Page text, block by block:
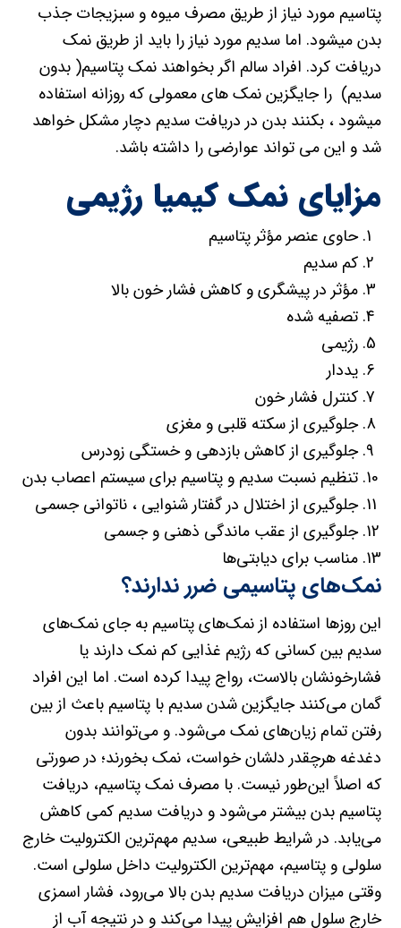
پتاسیم مورد نیاز از طریق مصرف میوه و سبزیجات جذب
بدن میشود. اما سدیم مورد نیاز را باید از طریق نمک
دریافت کرد. افراد سالم اگر بخواهند نمک پتاسیم( بدون
سدیم) را جایگزین نمک های معمولی که روزانه استفاده
میشود ، بکنند بدن در دریافت سدیم دچار مشکل خواهد
شد و این می تواند عوارضی را داشته باشد.
مزایای نمک کیمیا رژیمی
حاوی عنصر مؤثر پتاسیم
کم سدیم
مؤثر در پیشگری و کاهش فشار خون بالا
تصفیه شده
رژیمی
یددار
کنترل فشار خون
جلوگیری از سکته قلبی و مغزی
جلوگیری از کاهش بازدهی و خستگی زودرس
تنظیم نسبت سدیم و پتاسیم برای سیستم اعصاب بدن
جلوگیری از اختلال در گفتار شنوایی ، ناتوانی جسمی
جلوگیری از عقب ماندگی ذهنی و جسمی
مناسب برای دیابتی‌ها
نمک‌های پتاسیمی ضرر ندارند؟
این روزها استفاده از نمک‌های پتاسیم به جای نمک‌های
سدیم بین کسانی که رژیم غذایی کم نمک دارند یا
فشارخونشان بالاست، رواج پیدا کرده است. اما این افراد
گمان می‌کنند جایگزین شدن سدیم با پتاسیم باعث از بین
رفتن تمام زیان‌های نمک می‌شود. و می‌توانند بدون
دغدغه هرچقدر دلشان خواست، نمک بخورند؛ در صورتی
که اصلاً این‌طور نیست. با مصرف نمک پتاسیم، دریافت
پتاسیم بدن بیشتر می‌شود و دریافت سدیم کمی کاهش
می‌یابد. در شرایط طبیعی، سدیم مهم‌ترین الکترولیت خارج
سلولی و پتاسیم، مهم‌ترین الکترولیت داخل سلولی است.
وقتی میزان دریافت سدیم بدن بالا می‌رود، فشار اسمزی
خارج سلول هم افزایش پیدا می‌کند و در نتیجه آب از